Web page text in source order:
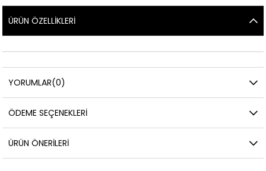
ÜRÜN ÖZELLIKLERI
YORUMLAR(0)
ÖDEME SEÇENEKLERI
ÜRÜN ÖNERILERI